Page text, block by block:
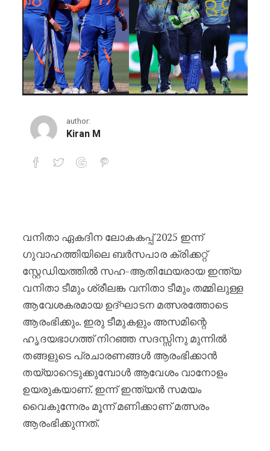
author:
Kiran M
വനിതാ ഏകദിന ലോകകപ്പ് 2025 ഇന്ന്
ഗുവാഹത്തിയിലെ ബർസപാര ക്രിക്കറ്റ്
സ്റ്റേഡിയത്തിൽ സഹ-ആതിഥേയരായ ഇന്ത്യ
വനിതാ ടീമും ശ്രീലങ്ക വനിതാ ടീമും തമ്മിലുള്ള
ആവേശകരമായ ഉദ്ഘാടന മത്സരത്തോടെ
ആരംഭിക്കും. ഇരു ടീമുകളും അസമിന്റെ
ഹൃദയഭാഗത്ത് നിറഞ്ഞ സദസ്സിനു മുന്നിൽ
തങ്ങളുടെ പ്രചാരണങ്ങൾ ആരംഭിക്കാൻ
തയ്യാറെടുക്കുമ്പോൾ ആവേശം വാനോളം
ഉയരുകയാണ്. ഇന്ന് ഇന്ത്യൻ സമയം
വൈകുന്നേരം മൂന്ന് മണിക്കാണ് മത്സരം
ആരംഭിക്കുന്നത്.